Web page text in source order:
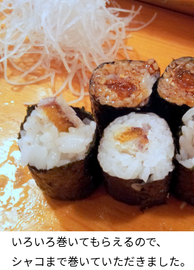
いろいろ巻いてもらえるので、
シャコまで巻いていただきました。